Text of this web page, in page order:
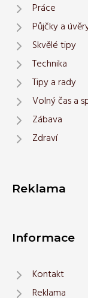
Práce
Půjčky a
Skvělé tipy
Technika
Tipy a rady
Volný čas a
Zábava
Zdraví
Reklama
Informace
Kontakt
Reklama